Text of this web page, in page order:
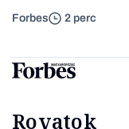
Forbes 2 perc
Rovatok